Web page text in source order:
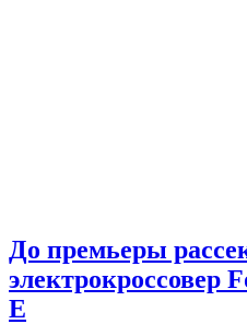
До премьеры
электрокроссовер
E